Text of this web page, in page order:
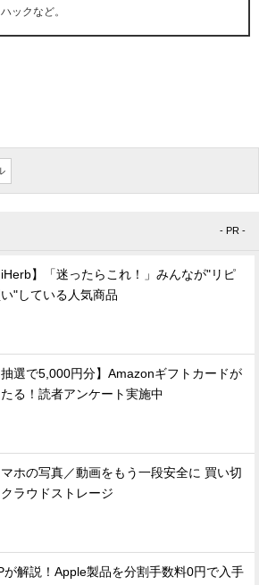
ックなど。
- PR -
iHerb】「迷ったらこれ！」みんなが"リピ
"している人気商品
抽選で5,000円分】Amazonギフトカードが
る！読者アンケート実施中
ホの写真／動画をもう一段安全に 買い切
クラウドストレージ
が解説！Apple製品を分割手数料0円で入手